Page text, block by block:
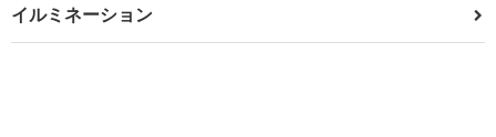
イルミネーション